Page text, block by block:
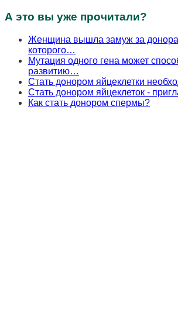
А это вы уже прочитали?
Женщина вышла замуж за
которого…
Мутация одного гена может
развитию…
Стать донором яйцеклетки
Стать донором яйцеклеток -
Как стать донором спермы?